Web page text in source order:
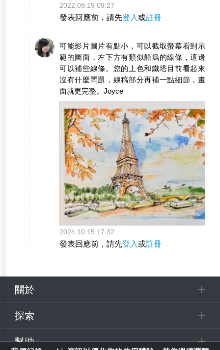
2022.09.19 09:27
發表回應前，請先登入或註冊
可能影片圖片有點小，可以截取螢幕看到示
範的圖面，左下方有類似船塢的線條，這邊
可以補些線條。您的上色和鐵塔目前看起來
沒有什麼問題，線稿部分再補一點細節，畫
面就更完整。Joyce
2024.10.15 17:32
發表回應前，請先登入或註冊
關於
探索
幫助